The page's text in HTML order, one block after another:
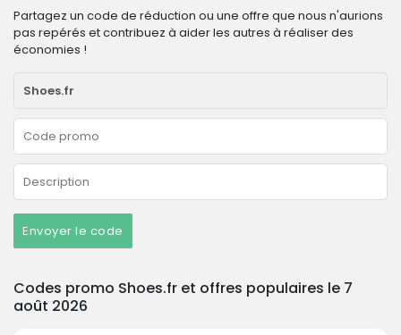
Partagez un code de réduction ou une offre que nous n'aurions
pas repérés et contribuez à aider les autres à réaliser des
économies !
Envoyer le code
Codes promo Shoes.fr et offres populaires le 7
août 2026